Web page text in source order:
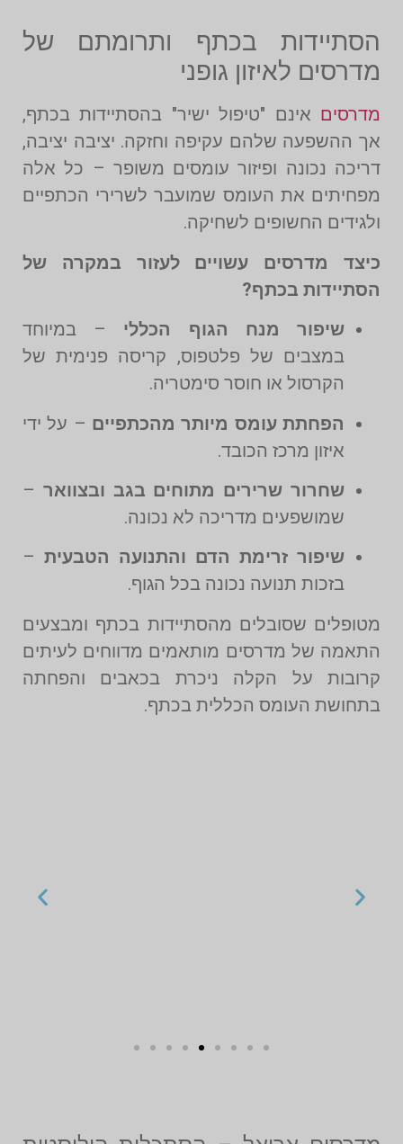
הסתיידות בכתף ותרומתם של
מדרסים לאיזון גופני
מדרסים אינם "טיפול ישיר" בהסתיידות בכתף,
אך ההשפעה שלהם עקיפה וחזקה. יציבה יציבה,
דריכה נכונה ופיזור עומסים משופר – כל אלה
מפחיתים את העומס שמועבר לשרירי הכתפיים
ולגידים החשופים לשחיקה.
כיצד מדרסים עשויים לעזור במקרה של
הסתיידות בכתף?
שיפור מנח הגוף הכללי – במיוחד
במצבים של פלטפוס, קריסה פנימית של
הקרסול או חוסר סימטריה.
הפחתת עומס מיותר מהכתפיים – על ידי
איזון מרכז הכובד.
שחרור שרירים מתוחים בגב ובצוואר –
שמושפעים מדריכה לא נכונה.
שיפור זרימת הדם והתנועה הטבעית –
בזכות תנועה נכונה בכל הגוף.
מטופלים שסובלים מהסתיידות בכתף ומבצעים
התאמה של מדרסים מותאמים מדווחים לעיתים
קרובות על הקלה ניכרת בכאבים והפחתה
בתחושת העומס הכללית בכתף.